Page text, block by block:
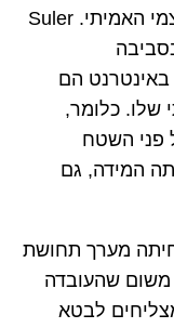
האמיתי. Suler
באינטרנט הם
שלו. כלומר,
פני השטח
המידה, גם
מערך תחושת
משום שהעובדה
לבטא